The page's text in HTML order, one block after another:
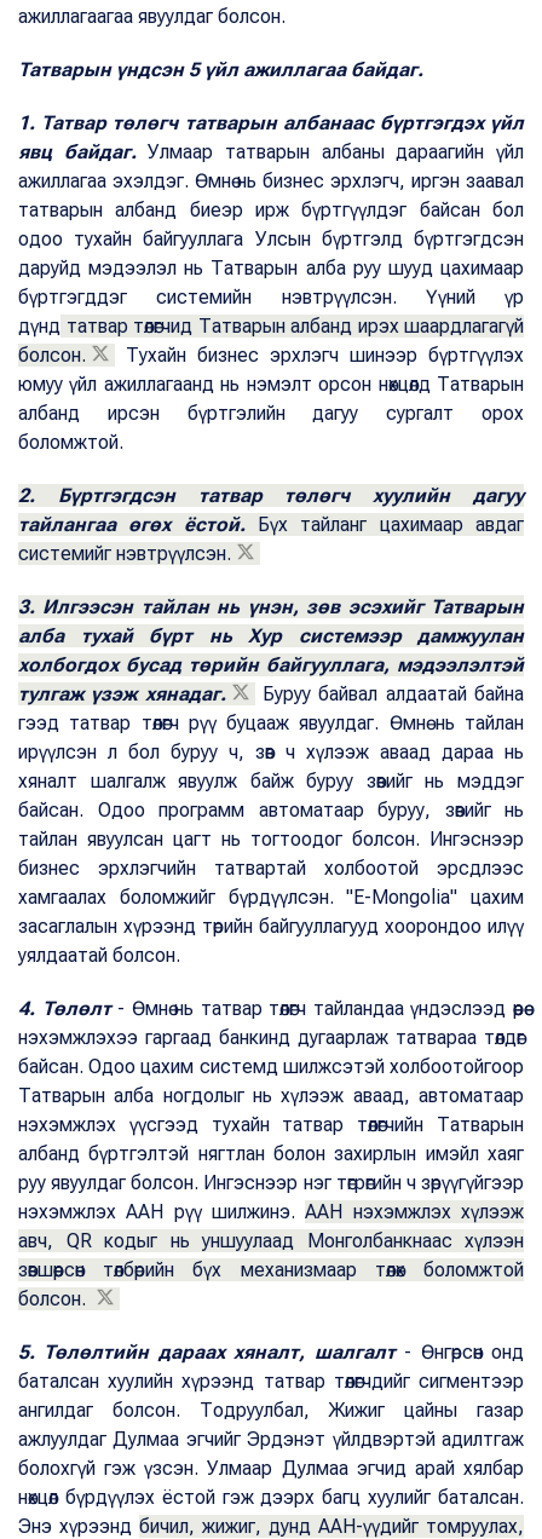
ажиллагаагаа явуулдаг болсон.
Татварын үндсэн 5 үйл ажиллагаа байдаг.
1. Татвар төлөгч татварын албанаас бүртгэгдэх үйл
явц байдаг.Улмаар татварын албаны дараагийн үйл
ажиллагаа эхэлдэг. Өмнө нь бизнес эрхлэгч, иргэн заавал
татварын албанд биеэр ирж бүртгүүлдэг байсан бол
одоо тухайн байгууллага Улсын бүртгэлд бүртгэгдсэн
даруйд мэдээлэл нь Татварын алба руу шууд цахимаар
бүртгэгддэг системийн нэвтрүүлсэн. Үүний үр
дүнд татвар төлөгчид Татварын албанд ирэх шаардлагагүй
болсон.
Тухайн бизнес эрхлэгч шинээр бүртгүүлэх
юмуу үйл ажиллагаанд нь нэмэлт орсон нөхцөлд Татварын
албанд ирсэн бүртгэлийн дагуу сургалт орох
боломжтой.
2. Бүртгэгдсэн татвар төлөгч хуулийн дагуу
тайлангаа өгөх ёстой. Бүх тайланг цахимаар авдаг
системийг нэвтрүүлсэн.
3. Илгээсэн тайлан нь үнэн, зөв эсэхийг Татварын
алба тухай бүрт нь Хур системээр дамжуулан
холбогдох бусад төрийн байгууллага, мэдээлэлтэй
тулгаж үзэж хянадаг.
Буруу байвал алдаатай байна
гээд татвар төлөгч рүү буцааж явуулдаг. Өмнө нь тайлан
ирүүлсэн л бол буруу ч, зөв ч хүлээж аваад дараа нь
хяналт шалгалж явуулж байж буруу зөвийг нь мэддэг
байсан. Одоо программ автоматаар буруу, зөвийг нь
тайлан явуулсан цагт нь тогтоодог болсон. Ингэснээр
бизнес эрхлэгчийн татвартай холбоотой эрсдлээс
хамгаалах боломжийг бүрдүүлсэн. "E-Mongolia" цахим
засаглалын хүрээнд төрийн байгууллагууд хоорондоо илүү
уялдаатай болсон.
4. Төлөлт- Өмнө нь татвар төлөгч тайландаа үндэслээд өөрөө
нэхэмжлэхээ гаргаад банкинд дугаарлаж татвараа төлдөг
байсан. Одоо цахим системд шилжсэтэй холбоотойгоор
Татварын алба ногдолыг нь хүлээж аваад, автоматаар
нэхэмжлэх үүсгээд тухайн татвар төлөгчийн Татварын
албанд бүртгэлтэй нягтлан болон захирлын имэйл хаяг
руу явуулдаг болсон. Ингэснээр нэг төгрөгийн ч зөрүүгүйгээр
нэхэмжлэх ААН рүү шилжинэ.ААН нэхэмжлэх хүлээж
авч, QR кодыг нь уншуулаад Монголбанкнаас хүлээн
зөвшөөрсөн төлбөрийн бүх механизмаар төлөх боломжтой
болсон.
5. Төлөлтийн дараах хяналт, шалгалт - Өнгөрсөн онд
баталсан хуулийн хүрээнд татвар төлөгчдийг сигментээр
ангилдаг болсон. Тодруулбал, Жижиг цайны газар
ажлуулдаг Дулмаа эгчийг Эрдэнэт үйлдвэртэй адилтгаж
болохгүй гэж үзсэн. Улмаар Дулмаа эгчид арай хялбар
нөхцөл бүрдүүлэх ёстой гэж дээрх багц хуулийг баталсан.
Энэ хүрээнд бичил, жижиг, дунд ААН-үүдийг томруулах,